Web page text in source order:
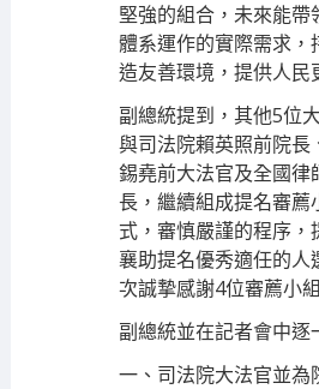
堅強的組合，未來能
體系運作的實際需求，
造友善環境，提供人民
副總統提到，其他5位
與司法院賴英照前院
錫堯前大法官及全國
長，繼續組成提名審薦
式，審慎嚴謹的程序，
襄助提名優秀適任的
次誠摯感謝4位審薦小
副總統並在記者會中逐
一、司法院大法官並